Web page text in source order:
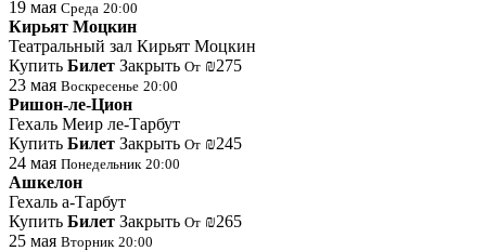
19 мая Среда 20:00
Кирьят Моцкин
Театральный зал Кирьят Моцкин
Купить Билет Закрыть От ₪275
23 мая Воскресенье 20:00
Ришон-ле-Цион
Гехаль Меир ле-Тарбут
Купить Билет Закрыть От ₪245
24 мая Понедельник 20:00
Ашкелон
Гехаль а-Тарбут
Купить Билет Закрыть От ₪265
25 мая Вторник 20:00